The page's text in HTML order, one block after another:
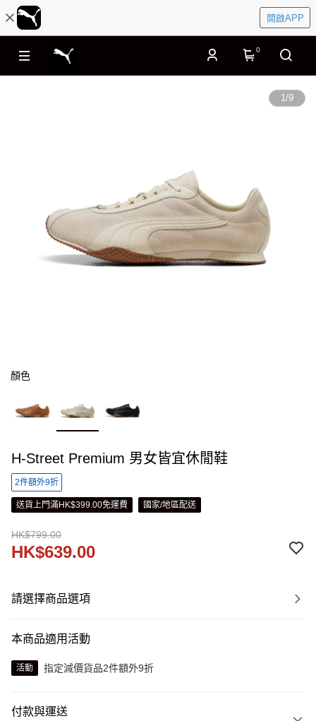
開啟APP
0
1/9
顏色
H-Street Premium 男女皆宜休閒鞋
2件額外9折
送貨上門滿HK$399.00免運費 國家/地區配送
HK$799.00
HK$639.00
請選擇商品選項
本商品適用活動
活動 指定減價貨品2件額外9折
付款與運送